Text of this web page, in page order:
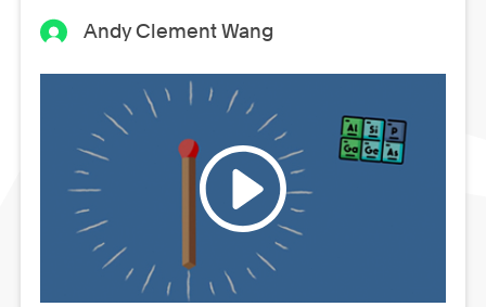
Andy Clement Wang